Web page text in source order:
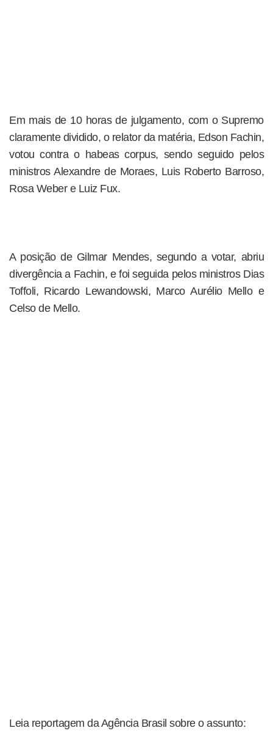
Em mais de 10 horas de julgamento, com o Supremo
claramente dividido, o relator da matéria, Edson Fachin,
votou contra o habeas corpus, sendo seguido pelos
ministros Alexandre de Moraes, Luis Roberto Barroso,
Rosa Weber e Luiz Fux.
A posição de Gilmar Mendes, segundo a votar, abriu
divergência a Fachin, e foi seguida pelos ministros Dias
Toffoli, Ricardo Lewandowski, Marco Aurélio Mello e
Celso de Mello.
Leia reportagem da Agência Brasil sobre o assunto: